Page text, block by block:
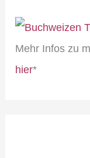
Mehr Infos zu
hier*